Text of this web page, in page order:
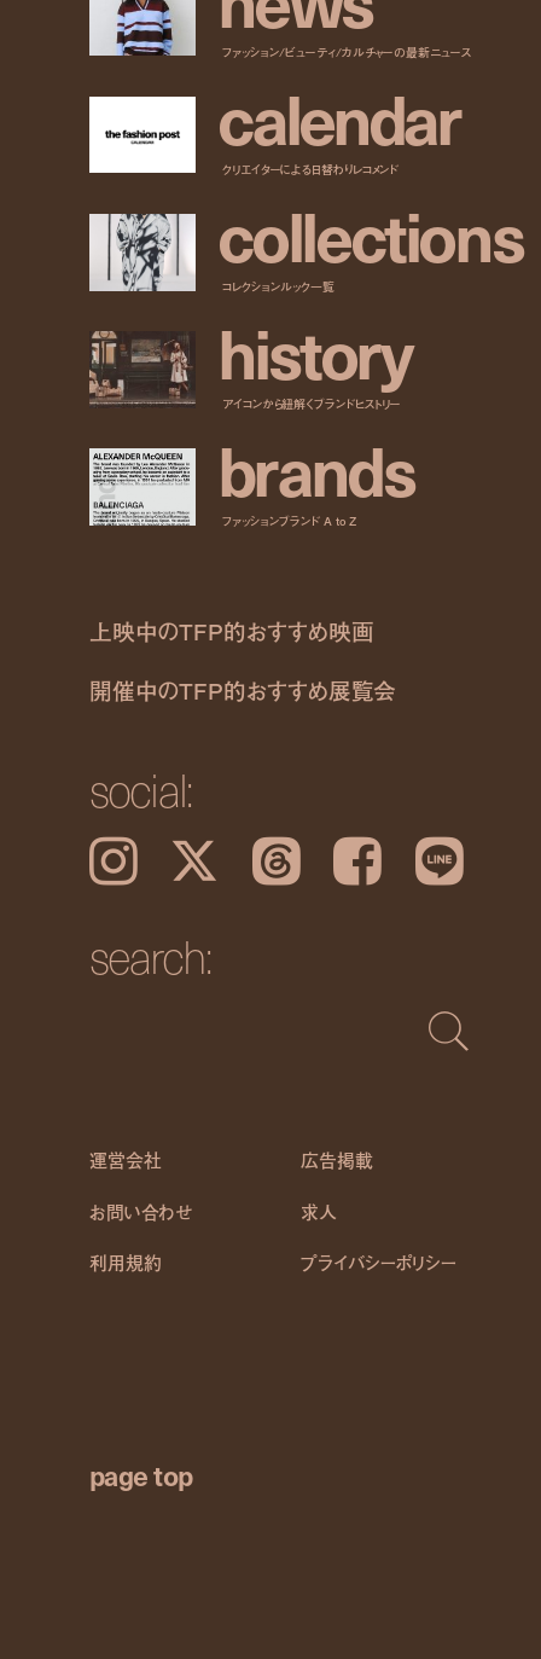
ファッション/ビューティ/カルチャーの最新ニュース
calendar
クリエイターによる日替わりレコメンド
collections
コレクションルック一覧
history
アイコンから紐解くブランドヒストリー
brands
ファッションブランド A to Z
上映中のTFP的おすすめ映画
開催中のTFP的おすすめ展覧会
social:
Instagram 𝕏 Threads Facebook LINE
search:
運営会社
広告掲載
お問い合わせ
求人
利用規約 プライバシーポリシー
page top